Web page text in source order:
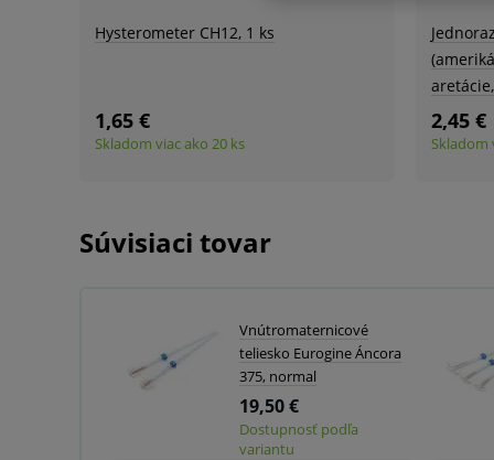
Súvisiaci tovar
Vnútromaternicové
teliesko Eurogine Áncora
375, normal
19,50 €
Dostupnosť podľa
variantu